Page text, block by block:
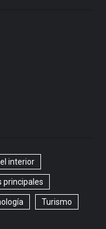
interior
principales
Turismo